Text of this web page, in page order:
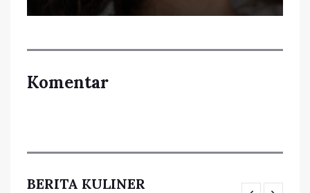
Komentar
BERITA KULINER